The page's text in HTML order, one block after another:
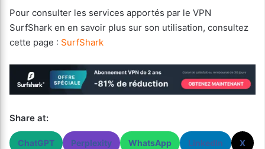
Pour consulter les services apportés par le VPN
SurfShark en en savoir plus sur son utilisation, consultez
cette page : SurfShark
Share at:
ChatGPT Perplexity WhatsApp LinkedIn X